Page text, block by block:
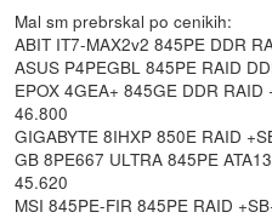
Mal sm prebrskal po cenikih:
ABIT IT7-MAX2v2 845PE DDR
ASUS P4PEGBL 845PE RAID
EPOX 4GEA+ 845GE DDR RAID
46.800
GIGABYTE 8IHXP 850E RAID
GB 8PE667 ULTRA 845PE
45.620
MSI 845PE-FIR 845PE RAID